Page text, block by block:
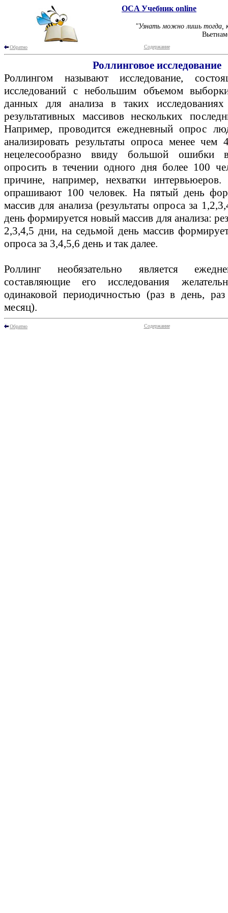
OCA Учебник online
"Узнать можно лишь тогда,
Обратно Содержание
Роллинговое исследование
Роллингом называют исследование,
исследований с небольшим объемом
данных для анализа в таких
результативных массивов нескольких
Например, проводится ежедневный опрос
анализировать результаты опроса менее чем
нецелесообразно ввиду большой ошибки
опросить в течении одного дня более 100
причине, например, нехватки
опрашивают 100 человек. На пятый день
массив для анализа (результаты опроса за
день формируется новый массив для анализа:
2,3,4,5 дни, на седьмой день массив
опроса за 3,4,5,6 день и так далее.
Роллинг необязательно является
составляющие его исследования
одинаковой периодичностью (раз в день,
месяц).
Обратно Содержание